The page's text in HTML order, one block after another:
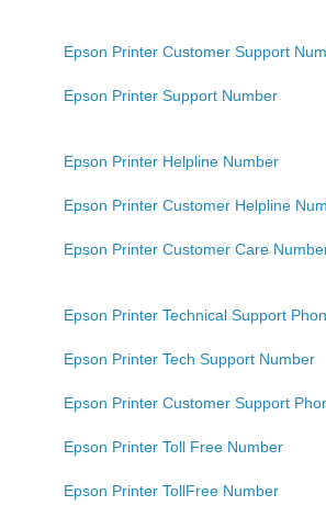
Epson Printer Customer Support
Epson Printer Support Number
Epson Printer Helpline Number
Epson Printer Customer Helpline
Epson Printer Customer Care
Epson Printer Technical Support
Epson Printer Tech Support Number
Epson Printer Customer Support
Epson Printer Toll Free Number
Epson Printer TollFree Number